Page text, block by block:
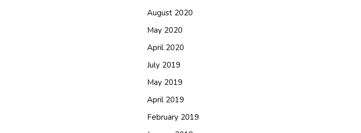
August 2020
May 2020
April 2020
July 2019
May 2019
April 2019
February 2019